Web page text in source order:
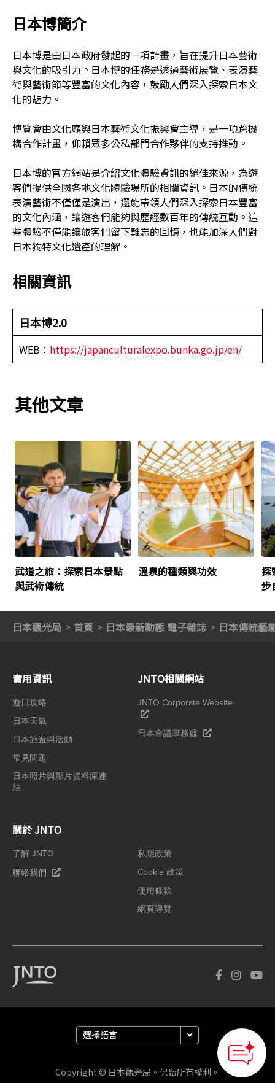
日本博簡介
日本博是由日本政府發起的一項計畫，旨在提升日本藝術
與文化的吸引力。日本博的任務是透過藝術展覽、表演藝
術與藝術節等豐富的文化內容，鼓勵人們深入探索日本文
化的魅力。
博覽會由文化廳與日本藝術文化振興會主導，是一項跨機
構合作計畫，仰賴眾多公私部門合作夥伴的支持推動。
日本博的官方網站是介紹文化體驗資訊的絕佳來源，為遊
客們提供全國各地文化體驗場所的相關資訊。日本的傳統
表演藝術不僅僅是演出，還能帶領人們深入探索日本豐富
的文化內涵，讓遊客們能夠與歷經數百年的傳統互動。這
些體驗不僅能讓旅客們留下難忘的回憶，也能加深人們對
日本獨特文化遺產的理解。
相關資訊
日本博2.0
WEB： https://japanculturalexpo.bunka.go.jp/en/
其他文章
武道之旅：探索日本景點
與武術傳統
溫泉的種類與功效
探
步
日本觀光局 首頁 日本最新動態 電子雜誌 日本傳統藝
實用資訊
遊日攻略
日本天氣
日本旅遊與活動
常見問題
日本照片與影片資料庫連
結
JNTO相關網站
JNTO Corporate Website
日本會議事務處
關於 JNTO
了解 JNTO
聯絡我們
私隱政策
Cookie 政策
使用條款
網頁導覽
Copyright © 日本觀光局。保留所有權利。
help you?